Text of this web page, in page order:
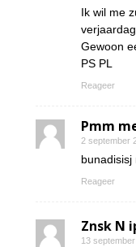
Ik wil me
Gewoon
PS PL
Reageer
Pmm
2 september
bunadisisj
Reageer
Znsk N
13